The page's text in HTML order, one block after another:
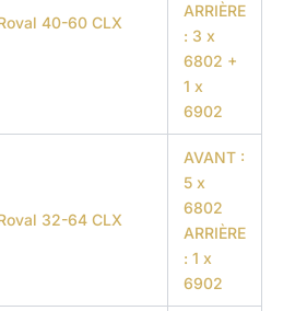
40-60 CLX
ARRIÈRE
: 3 x
6802 +
1 x
6902
32-64 CLX
AVANT :
5 x
6802
ARRIÈRE
: 1 x
6902